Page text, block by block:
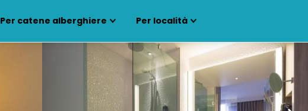
Per catene alberghiere Per località